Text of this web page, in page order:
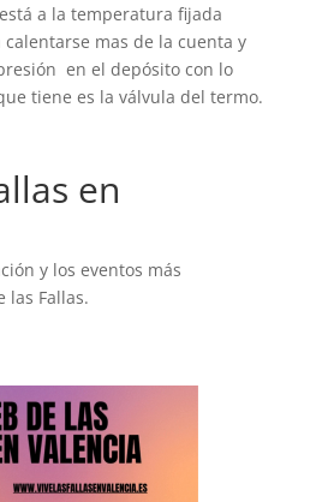
a la temperatura fijada
mas de la cuenta y
en el depósito con lo
tiene es la válvula del termo.
en
y los eventos más
las Fallas.